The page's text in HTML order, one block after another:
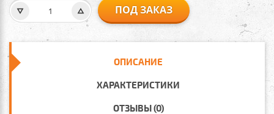
ПОД ЗАКАЗ
ОПИСАНИЕ
ХАРАКТЕРИСТИКИ
ОТЗЫВЫ (0)